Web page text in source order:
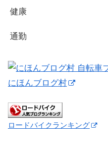
健康
通勤
にほんブログ村
ロードバイクランキング